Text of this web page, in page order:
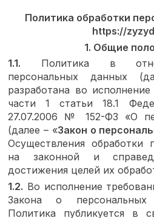
Политика обработки
https://
1. Общие
1.1. Политика в
персональных данных
разработана во
части 1 статьи 18.1
27.07.2006 № 152-ФЗ «О
(далее – «Закон о
Осуществления обработки
на законной и
достижения целей их
1.2. Во исполнение
Закона о
Политика публикуется в